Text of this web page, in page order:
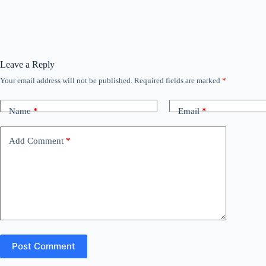
Leave a Reply
Your email address will not be published. Required fields are marked *
Name* Email*
Add Comment *
Post Comment